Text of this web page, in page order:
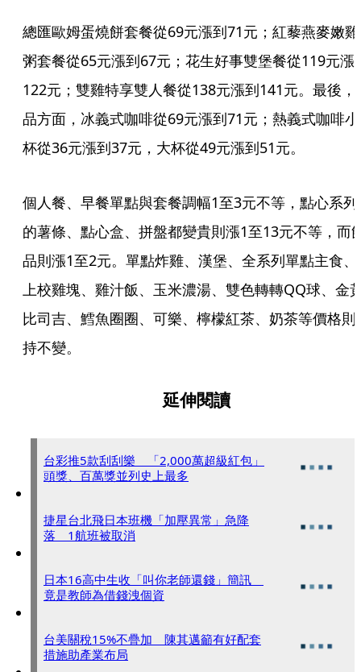
總匯歐姆蛋燒餅套餐從69元漲到71元；紅藜燕麥嫩雞
粥套餐從65元漲到67元；花生好事雙堡餐從119元漲
122元；雙雞特享雙人餐從138元漲到141元。最後，
品方面，冰義式咖啡從69元漲到71元；熱義式咖啡小
杯從36元漲到37元，大杯從49元漲到51元。
個人餐、早餐單點與套餐調幅1至3元不等，點心系列
的薯條、點心盒、拼盤都變貴則漲1至13元不等，而
品則漲1至2元。單點炸雞、漢堡、全系列單點主食、
上校雞塊、雞汁飯、玉米濃湯、雙色轉轉QQ球、金
比司吉、鱈魚圈圈、可樂、檸檬紅茶、奶茶等價格則
持不變。
延伸閱讀
台彩推5款刮刮樂 「2,000萬超級紅包」
頭獎、百萬獎並列史上最多
捷星台北飛日本班機「加壓異常」急降
落 1航班被取消
日本16高中生收「叫你老師還錢」簡訊
竟是教師為借錢洩個資
台美關稅15%不疊加 陳其邁籲有好配套
措施助產業布局